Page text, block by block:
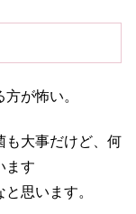
が怖い。
も大事だけど、何
ます
思います。